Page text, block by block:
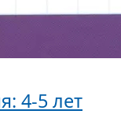
4-5 лет